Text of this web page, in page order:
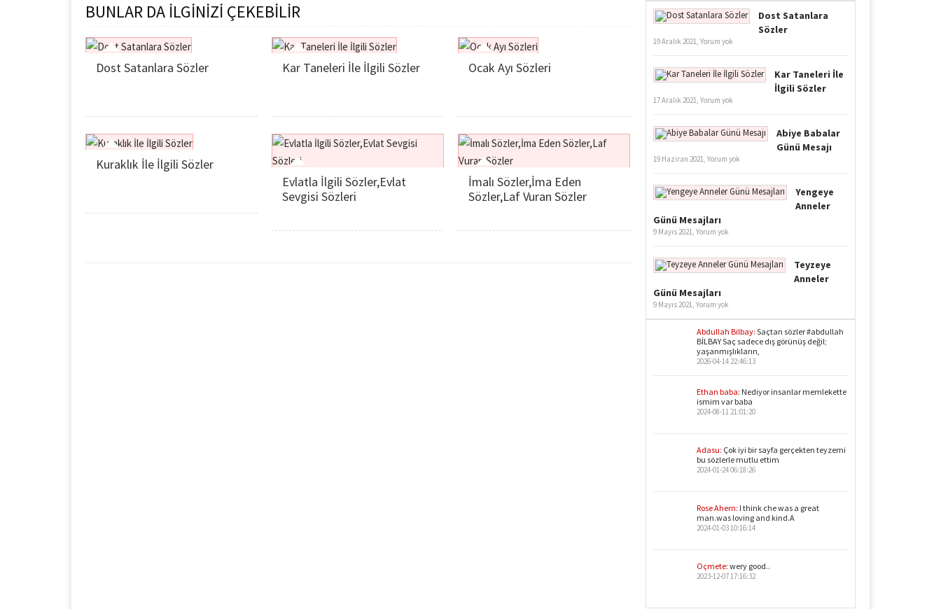
BUNLAR DA İLGİNİZİ ÇEKEBİLİR
Dost Satanlara Sözler Kar Taneleri İle İlgili Sözler Ocak Ayı Sözleri
Kuraklık İle İlgili Sözler
Evlatla İlgili Sözler,Evlat
Sevgisi Sözleri
İmalı Sözler,İma Eden
Sözler,Laf Vuran Sözler
Dost Satanlara
Sözler
19 Aralık 2021, Yorum yok
Kar Taneleri İle
İlgili Sözler
17 Aralık 2021, Yorum yok
Abiye Babalar
Günü Mesajı
19 Haziran 2021, Yorum yok
Yengeye
Anneler
Günü Mesajları
9 Mayıs 2021, Yorum yok
Teyzeye
Anneler
Günü Mesajları
9 Mayıs 2021, Yorum yok
Abdullah Bilbay: Saçtan sözler #abdullah
BİLBAY Saç sadece dış görünüş değil;
yaşanmışlıkların,
2026-04-14 22:46:13
Ethan baba: Nediyor insanlar memlekette
ismim var baba
2024-08-11 21:01:20
Adasu: Çok iyi bir sayfa gerçekten teyzemi
bu sözlerle mutlu ettim
2024-01-24 06:18:26
Rose Ahern: I think che was a great
man.was loving and kind.A
2024-01-03 10:16:14
Oçmete: wery good..
2023-12-07 17:16:32